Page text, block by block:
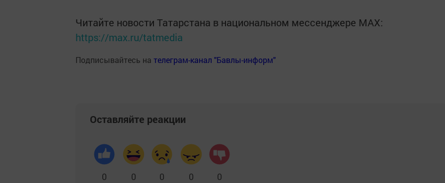
Читайте новости Татарстана в национальном мессенджере MАХ:
https://max.ru/tatmedia
Подписывайтесь на телеграм-канал "Бавлы-информ"
Оставляйте реакции
0 0 0 0 0